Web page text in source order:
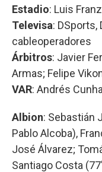
Estadio: Luis
Televisa: DSports,
cableoperadores
Árbitros: Javier
Armas; Felipe
VAR: Andrés
Albion: Sebastián
Pablo Alcoba),
José Álvarez;
Santiago Costa